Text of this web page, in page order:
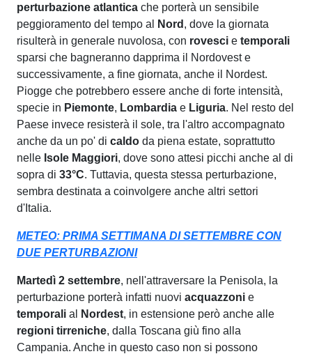
perturbazione atlantica che porterà un sensibile
peggioramento del tempo al
Nord , dove la giornata
risulterà in generale nuvolosa, con rovesci e temporali
sparsi che bagneranno dapprima il Nordovest e
successivamente, a fine giornata, anche il Nordest.
Piogge che potrebbero essere anche di forte intensità,
specie in Piemonte, Lombardia e Liguria. Nel resto del
Paese invece resisterà il sole, tra l'altro accompagnato
anche da un po' di caldo da piena estate, soprattutto
nelle Isole Maggiori, dove sono attesi picchi anche al di
sopra di 33°C. Tuttavia, questa stessa perturbazione,
sembra destinata a coinvolgere anche altri settori
d'Italia.
METEO: PRIMA SETTIMANA DI SETTEMBRE CON
DUE PERTURBAZIONI
Martedì 2 settembre, nell'attraversare la Penisola, la
perturbazione porterà infatti nuovi acquazzoni e
temporali al Nordest, in estensione però anche alle
regioni tirreniche, dalla Toscana giù fino alla
Campania. Anche in questo caso non si possono